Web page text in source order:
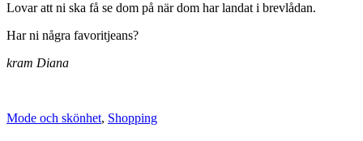
Lovar att ni ska få se dom på när dom har landat i brevlådan.
Har ni några favoritjeans?
kram Diana
Mode och skönhet, Shopping